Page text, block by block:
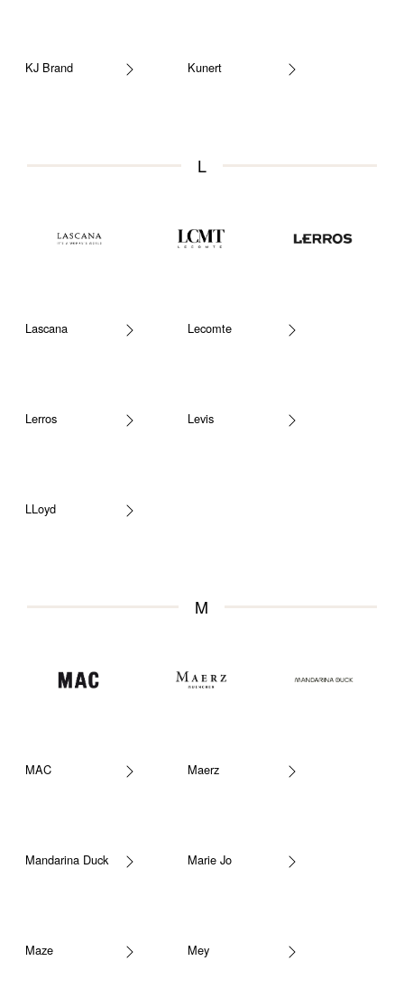
KJ Brand Kunert
L
Lascana Lecomte
Lerros Levis
LLoyd
M
MAC Maerz
Mandarina Duck Marie Jo
Maze Mey